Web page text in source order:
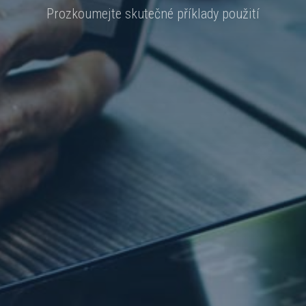
Prozkoumejte skutečné příklady použití